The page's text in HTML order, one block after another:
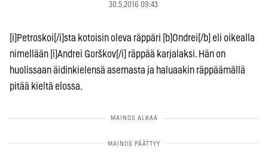
30.5.2016 09:43
[i]Petroskoi[/i]sta kotoisin oleva räppäri [b]Ondrei[/b] eli oikealla
nimellään [i]Andrei Gorškov[/i] räppää karjalaksi. Hän on
huolissaan äidinkielensä asemasta ja haluaakin räppäämällä
pitää kieltä elossa.